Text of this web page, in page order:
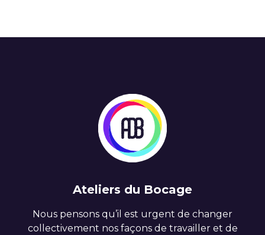
Ateliers du Bocage
Nous pensons qu’il est urgent de changer
collectivement nos façons de travailler et de